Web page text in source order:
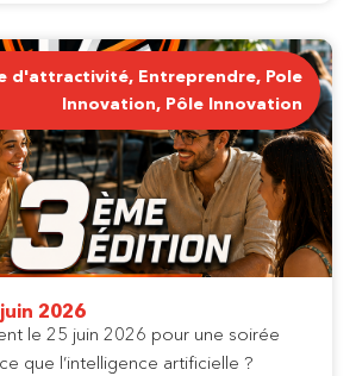
d'attractivité, Entreprendre, Pole
Innovation, Pôle Innovation
2026
le 25 juin 2026 pour une soirée
que l’intelligence artificielle ?